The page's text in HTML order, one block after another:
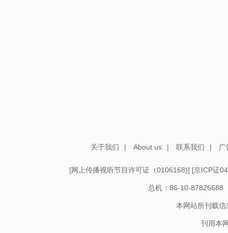
关于我们 | About us | 联系我们 |
[网上传播视听节目许可证（0106168)] [京ICP证
总机：86-10-87826688
本网站所刊载
刊用本